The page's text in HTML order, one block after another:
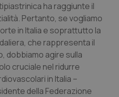
ha raggiunte il
Pertanto, se vogliamo
in Italia e soprattutto la
che rappresenta il
dobbiamo agire sulla
cruciale nel ridurre
in Italia –
della Federazione